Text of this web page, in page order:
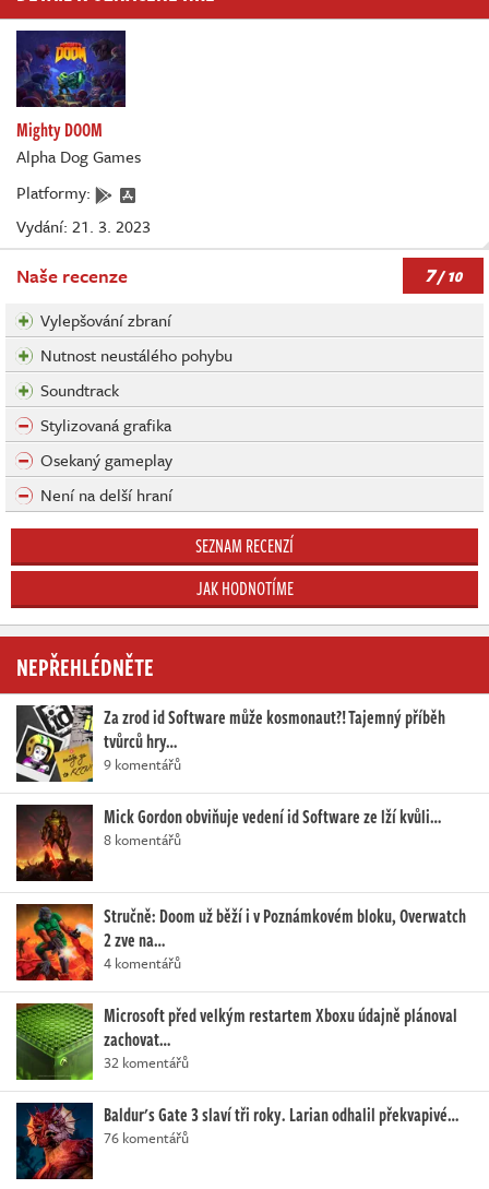
Mighty DOOM
Alpha Dog Games
Platformy:
Vydání: 21. 3. 2023
Naše recenze 7/ 10
Vylepšování zbraní
Nutnost neustálého pohybu
Soundtrack
Stylizovaná grafika
Osekaný gameplay
Není na delší hraní
SEZNAM RECENZÍ
JAK HODNOTÍME
NEPŘEHLÉDNĚTE
Za zrod id Software může kosmonaut?! Tajemný příběh
tvůrců hry…
9 komentářů
Mick Gordon obviňuje vedení id Software ze lží kvůli…
8 komentářů
Stručně: Doom už běží i v Poznámkovém bloku, Overwatch
2 zve na…
4 komentářů
Microsoft před velkým restartem Xboxu údajně plánoval
zachovat…
32 komentářů
Baldur's Gate 3 slaví tři roky. Larian odhalil překvapivé…
76 komentářů